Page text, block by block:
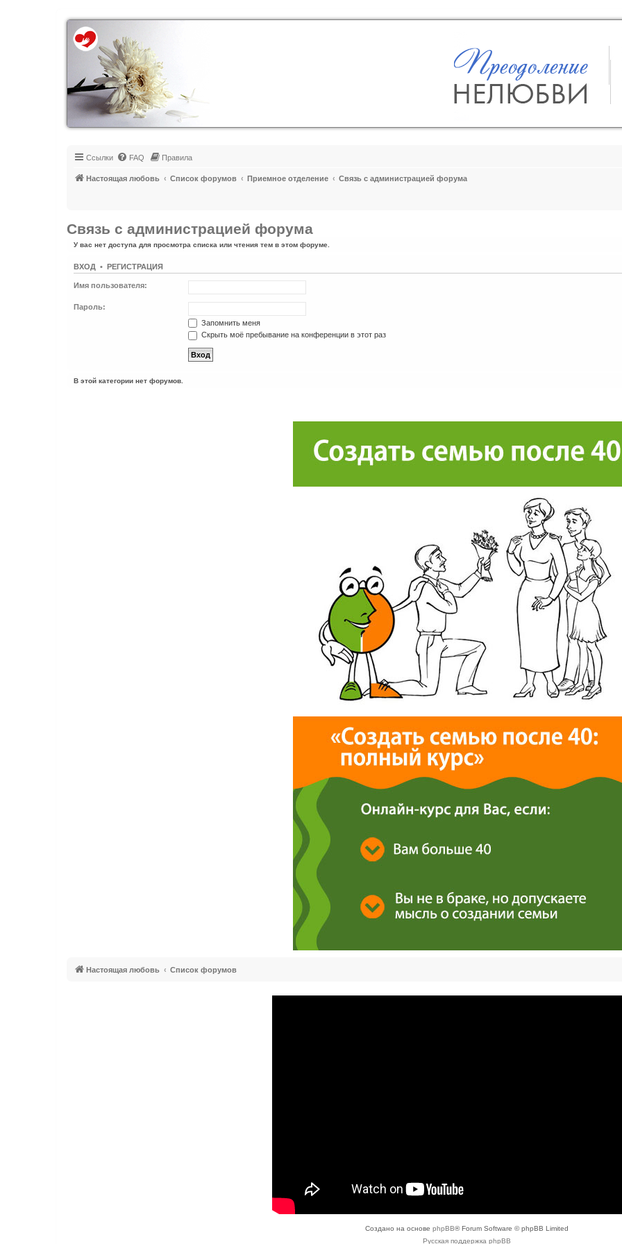
Регистрация
Ссылки FAQ Правила
Настоящая любовь Список форумов Приемное отделение Связь с администрацией форума
Связь с администрацией форума
У вас нет доступа для просмотра списка или чтения тем в этом форуме.
ВХОД • РЕГИСТРА ЦИЯ
Имя пользователя:
Пароль:
Запомнить меня
Скрыть моё пребывание на конференции в этот раз
В этой категории нет форумов.
Настоящая любовь Список форумов
Создано на основе phpBB® Forum Software © phpBB Limited
Русская поддержка phpBB